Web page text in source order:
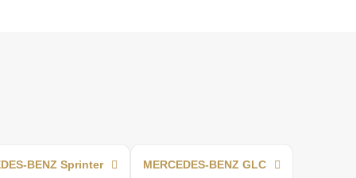
BENZ Sprinter MERCEDES-BENZ GLC